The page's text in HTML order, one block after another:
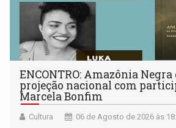
ENCONTRO: Amazônia
projeção nacional com
Marcela Bonfim
Cultura 06 de Agosto de 2026 às